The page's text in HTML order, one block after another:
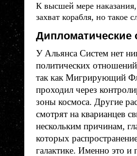
К высшей мере
захват корабля, но такое
Дипломатические
У Альянса Систем нет
политических
так как Мигрирующий
проходил через
зоны космоса. Другие
смотрят на кварианцев
нескольким причинам,
которых
галактике. Именно это и